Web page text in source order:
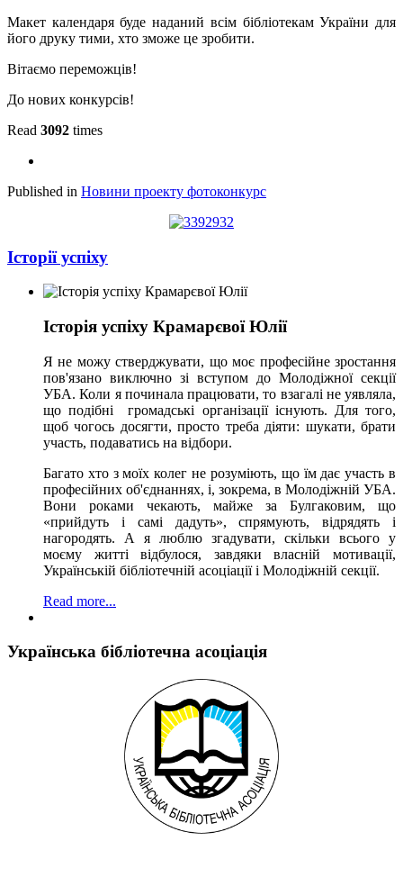
Макет календаря буде наданий всім бібліотекам України для
його друку тими, хто зможе це зробити.
Вітаємо переможців!
До нових конкурсів!
Read 3092 times
Published in Новини проекту фотоконкурс
Історії успіху
Історія успіху Крамарєвої Юлії
Я не можу стверджувати, що моє професійне зростання
пов'язано виключно зі вступом до Молодіжної секції
УБА. Коли я починала працювати, то взагалі не уявляла,
що подібні громадські організації існують. Для того,
щоб чогось досягти, просто треба діяти: шукати, брати
участь, подаватись на відбори.
Багато хто з моїх колег не розуміють, що їм дає участь в
професійних об'єднаннях, і, зокрема, в Молодіжній УБА.
Вони роками чекають, майже за Булгаковим, що
«прийдуть і самі дадуть», спрямують, відрядять і
нагородять. А я люблю згадувати, скільки всього у
моєму житті відбулося, завдяки власній мотивації,
Українській бібліотечній асоціації і Молодіжній секції.
Read more...
Українська бібліотечна асоціація